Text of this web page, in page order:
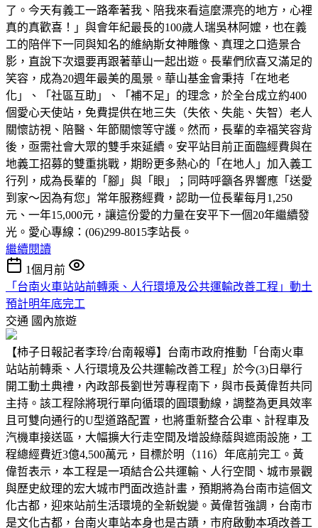
了。今天有義工一路牽著我、陪我來看這麼漂亮的地方，心裡
真的真歡喜！」與會年紀最長的100歲人瑞吳林阿嬤，也在義
工的陪伴下一同與知名的維納斯女神雕像、真理之口造景合
影，直說下次還要再跟著華山一起出遊。長輩們欣喜又滿足的
笑容，成為20週年最美的風景。華山基金會秉持「在地老
化」、「社區互助」、「補不足」的理念，於全台成立約400
個愛心天使站，免費提供在地三失（失依、失能、失智）老人
關懷訪視、陪醫、年節關懷等守護。然而，長輩的幸福笑容背
後，亟需社會大眾的雙手來延續。安平站目前正面臨經費與在
地義工招募的雙重挑戰，期盼更多熱心的「在地人」加入義工
行列，成為長輩的「腳」與「眼」；同時呼籲各界響應「送愛
到家～因為有您」常年服務經費，認助一位長輩每月1,250
元、一年15,000元，讓這份愛的力量在安平下一個20年繼續發
光。愛心專線：(06)299-8015李站長。
繼續閱讀
1個月前
「台南火車站站前轉乘、人行環境及公共運輸改善工程」動土
預計明年底完工
交通 國內旅遊
【柿子日報記者李玲/台南報導】台南市政府推動「台南火車
站站前轉乘、人行環境及公共運輸改善工程」於今(3)日舉行
開工動土典禮，內政部長劉世芳專程南下，與市長黃偉哲共同
主持。該工程除將現行單向循環的圓環動線，調整為更具效率
且可雙向通行的U型道路配置，也將重新整合公車、計程車及
汽機車接送區，大幅擴大行走空間及增設綠蔭與遮雨設施，工
程總經費近3億4,500萬元，目標於明（116）年底前完工。黃
偉哲表示，本工程是一項結合公共運輸、人行空間、城市景觀
與歷史紋理的宏大城市門面改造計畫，預期將為台南市這個文
化古都，迎來站前生活環境的全新蛻變。黃偉哲強調，台南市
是文化古都，台南火車站本身也是古蹟，市府啟動本項改善工